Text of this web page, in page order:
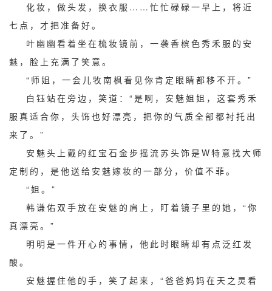
化妆，做头发，换衣服……忙忙碌碌一早上，将近
七点，才把准备好。
叶幽幽看着坐在梳妆镜前，一袭香槟色秀禾服的安
魅，脸上充满了笑意。
“师姐，一会儿牧南枫看见你肯定眼睛都移不开。”
白钰站在旁边，笑道：“是啊，安魅姐姐，这套秀禾
服真适合你，头饰也好漂亮，把你的气质全部都衬托出
来了。”
安魅头上戴的红宝石金步摇流苏头饰是W特意找大师
定制的，是他送给安魅嫁妆的一部分，价值不菲。
“姐。”
韩谦佑双手放在安魅的肩上，盯着镜子里的她，“你
真漂亮。”
明明是一件开心的事情，他此时眼睛却有点泛红发
酸。
安魅握住他的手，笑了起来，“爸爸妈妈在天之灵看